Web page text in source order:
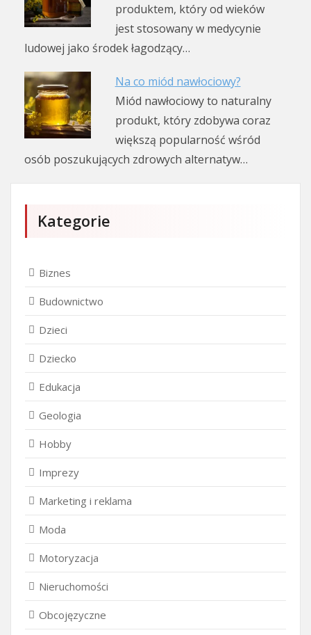
produktem, który od wieków
jest stosowany w medycynie
ludowej jako środek łagodzący…
Na co miód nawłociowy?
Miód nawłociowy to naturalny
produkt, który zdobywa coraz
większą popularność wśród
osób poszukujących zdrowych alternatyw…
Kategorie
Biznes
Budownictwo
Dzieci
Dziecko
Edukacja
Geologia
Hobby
Imprezy
Marketing i reklama
Moda
Motoryzacja
Nieruchomości
Obcojęzyczne